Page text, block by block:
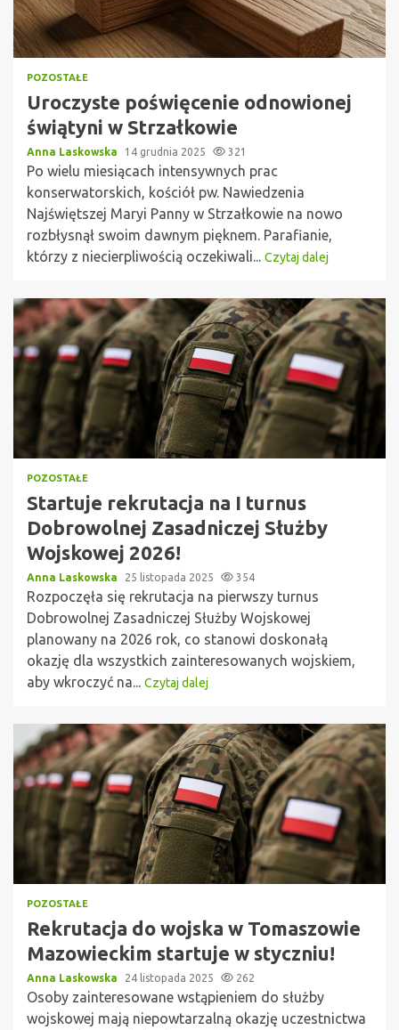
POZOSTAŁE
Uroczyste poświęcenie odnowionej
świątyni w Strzałkowie
Anna Laskowska 14 grudnia 2025 321
Po wielu miesiącach intensywnych prac
konserwatorskich, kościół pw. Nawiedzenia
Najświętszej Maryi Panny w Strzałkowie na nowo
rozbłysnął swoim dawnym pięknem. Parafianie,
którzy z niecierpliwością oczekiwali... Czytaj dalej
POZOSTAŁE
Startuje rekrutacja na I turnus
Dobrowolnej Zasadniczej Służby
Wojskowej 2026!
Anna Laskowska 25 listopada 2025 354
Rozpoczęła się rekrutacja na pierwszy turnus
Dobrowolnej Zasadniczej Służby Wojskowej
planowany na 2026 rok, co stanowi doskonałą
okazję dla wszystkich zainteresowanych wojskiem,
aby wkroczyć na... Czytaj dalej
POZOSTAŁE
Rekrutacja do wojska w Tomaszowie
Mazowieckim startuje w styczniu!
Anna Laskowska 24 listopada 2025 262
Osoby zainteresowane wstąpieniem do służby
wojskowej mają niepowtarzalną okazję uczestnictwa